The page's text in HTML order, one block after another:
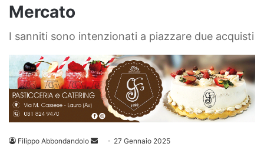
Mercato
I sanniti sono intenzionati a piazzare due acquisti
Filippo Abbondandolo
Invia 27 Gennaio 2025